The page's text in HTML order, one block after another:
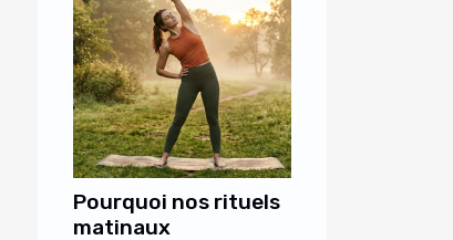
Pourquoi nos rituels
matinaux